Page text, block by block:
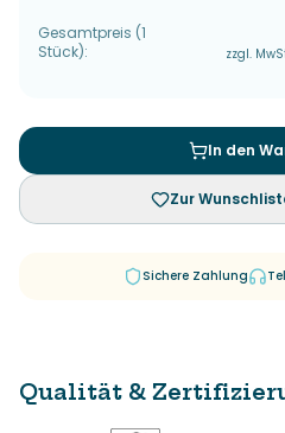
Gesamtpreis (1
Stück): zzgl.
In den
Zur
Sichere Zahlung
Qualität &